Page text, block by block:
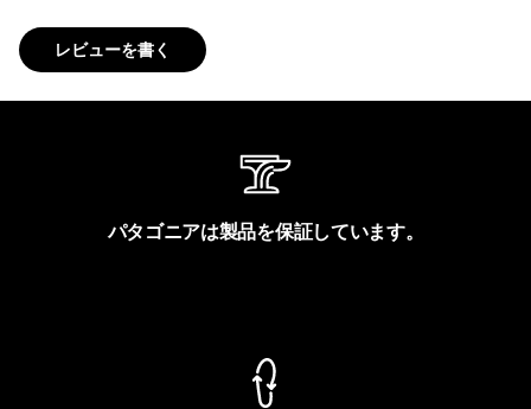
レビューを書く
パタゴニアは製品を保証しています。